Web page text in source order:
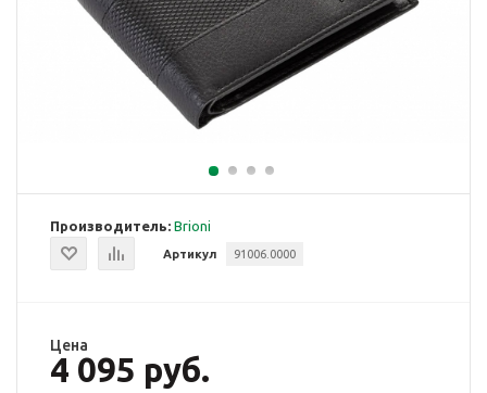
Производитель: Brioni
Артикул 91006.0000
Цена
4 095 руб.